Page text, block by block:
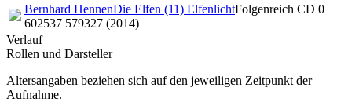
Bernhard HennenDie Elfen (11) ElfenlichtFolgenreich CD 0
602537 579327 (2014)
Verlauf
Rollen und Darsteller
Altersangaben beziehen sich auf den jeweiligen Zeitpunkt der
Aufnahme.